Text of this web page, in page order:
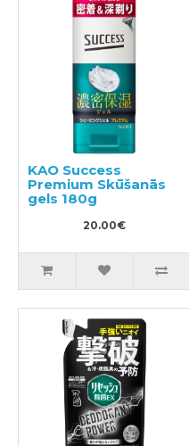
KAO Success
Premium Skūšanās
gels 180g
20.00€